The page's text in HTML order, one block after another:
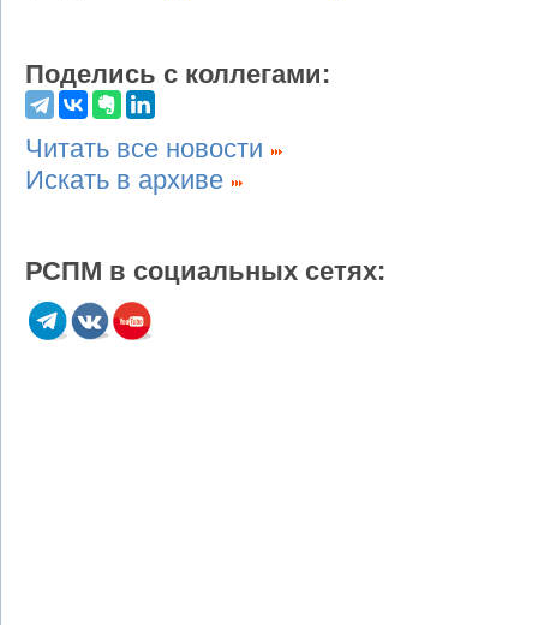
Поделись с коллегами:
Читать все новости
Искать в архиве
РСПМ в социальных сетях: